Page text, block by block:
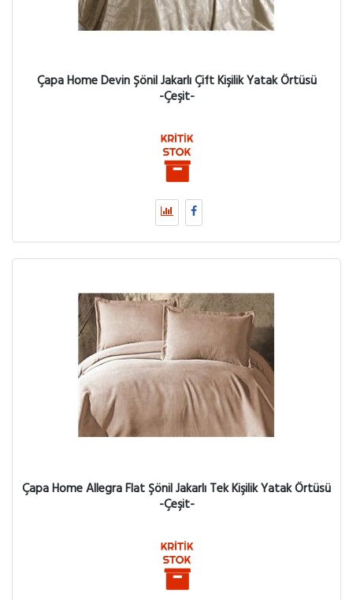
Çapa Home Devin Şönil Jakarlı Çift Kişilik Yatak Örtüsü
-Çeşit-
Çapa Home Allegra Flat Şönil Jakarlı Tek Kişilik Yatak Örtüsü
-Çeşit-